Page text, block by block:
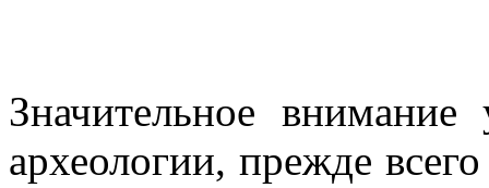
Значительное внимание
археологии, прежде